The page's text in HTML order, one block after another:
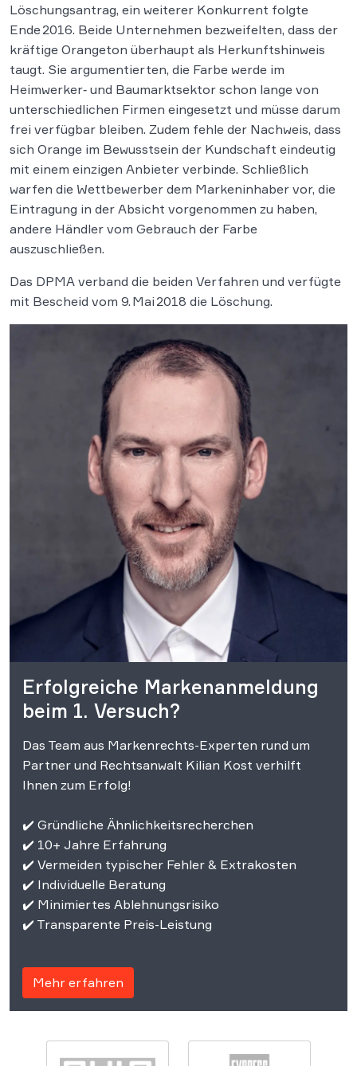
Löschungsantrag, ein weiterer Konkurrent folgte
Ende 2016. Beide Unternehmen bezweifelten, dass der
kräftige Orangeton überhaupt als Herkunftshinweis
taugt. Sie argumentierten, die Farbe werde im
Heimwerker‑ und Baumarktsektor schon lange von
unterschiedlichen Firmen eingesetzt und müsse darum
frei verfügbar bleiben. Zudem fehle der Nachweis, dass
sich Orange im Bewusstsein der Kundschaft eindeutig
mit einem einzigen Anbieter verbinde. Schließlich
warfen die Wettbewerber dem Markeninhaber vor, die
Eintragung in der Absicht vorgenommen zu haben,
andere Händler vom Gebrauch der Farbe
auszuschließen.
Das DPMA verband die beiden Verfahren und verfügte
mit Bescheid vom 9. Mai 2018 die Löschung.
Erfolgreiche Markenanmeldung
beim 1. Versuch?
Das Team aus Markenrechts-Experten rund um
Partner und Rechtsanwalt Kilian Kost verhilft
Ihnen zum Erfolg!
✔️ Gründliche Ähnlichkeitsrecherchen
✔️ 10+ Jahre Erfahrung
✔️ Vermeiden typischer Fehler & Extrakosten
✔️ Individuelle Beratung
✔️ Minimiertes Ablehnungsrisiko
✔️ Transparente Preis-Leistung
Mehr erfahren